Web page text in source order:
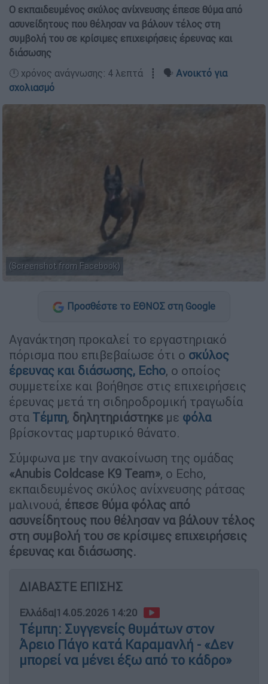
Ο εκπαιδευμένος σκύλος ανίχνευσης έπεσε θύμα από
ασυνείδητους που θέλησαν να βάλουν τέλος στη
συμβολή του σε κρίσιμες επιχειρήσεις έρευνας και
διάσωσης
🕛 χρόνος ανάγνωσης: 4 λεπτά ┋ 🗣️ Ανοικτό για
σχολιασμό
(Screenshot from Facebook)
Προσθέστε το ΕΘΝΟΣ στη Google
Αγανάκτηση προκαλεί το εργαστηριακό
πόρισμα που επιβεβαίωσε ότι ο σκύλος
έρευνας και διάσωσης, Echo, ο οποίος
συμμετείχε και βοήθησε στις επιχειρήσεις
έρευνας μετά τη σιδηροδρομική τραγωδία
στα Τέμπη, δηλητηριάστηκε με φόλα
βρίσκοντας μαρτυρικό θάνατο.
Σύμφωνα με την ανακοίνωση της ομάδας
«Anubis Coldcase K9 Team», ο Echo,
εκπαιδευμένος σκύλος ανίχνευσης ράτσας
μαλινουά, έπεσε θύμα φόλας από
ασυνείδητους που θέλησαν να βάλουν τέλος
στη συμβολή του σε κρίσιμες επιχειρήσεις
έρευνας και διάσωσης.
ΔΙΑΒΑΣΤΕ ΕΠΙΣΗΣ
Ελλάδα|14.05.2026 14:20
Τέμπη: Συγγενείς θυμάτων στον
Άρειο Πάγο κατά Καραμανλή - «Δεν
μπορεί να μένει έξω από το κάδρο»